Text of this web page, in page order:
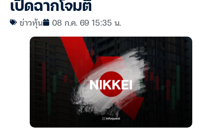
เปิดฉากโจมตี
ข่าวหุ้น 08 ก.ค. 69 15:35 น.